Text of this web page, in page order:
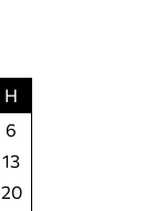
Н
6
13
20